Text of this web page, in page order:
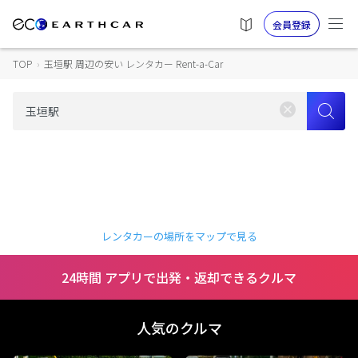
会員登録
TOP › 玉垣駅 周辺の安い レンタカー Rent-a-Car
レンタカーの場所をマップで見る
24時間 アプリで出発・返却できるクルマ
人気のクルマ